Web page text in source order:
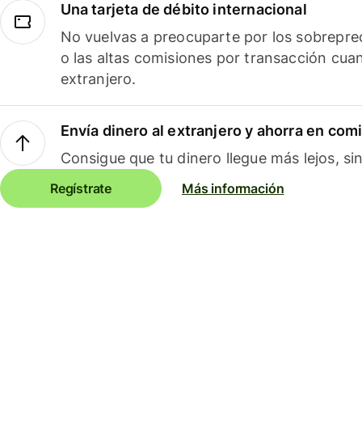
Una tarjeta de débito internacional
No vuelvas a preocuparte por los
o las altas comisiones por transacción
extranjero.
Envía dinero al extranjero y ahorra en
Consigue que tu dinero llegue más lejos,
Regístrate Más información